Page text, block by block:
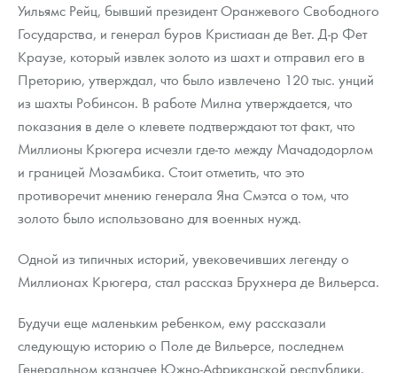
Уильямс Рейц, бывший президент Оранжевого Свободного
Государства, и генерал буров Кристиаан де Вет. Д-р Фет
Краузе, который извлек золото из шахт и отправил его в
Преторию, утверждал, что было извлечено 120 тыс. унций
из шахты Робинсон. В работе Милна утверждается, что
показания в деле о клевете подтверждают тот факт, что
Миллионы Крюгера исчезли где-то между Мачадодорлом
и границей Мозамбика. Стоит отметить, что это
противоречит мнению генерала Яна Смэтса о том, что
золото было использовано для военных нужд.
Одной из типичных историй, увековечивших легенду о
Миллионах Крюгера, стал рассказ Брухнера де Вильерса.
Будучи еще маленьким ребенком, ему рассказали
следующую историю о Поле де Вильерсе, последнем
Генеральном казначее Южно-Африканской республики.